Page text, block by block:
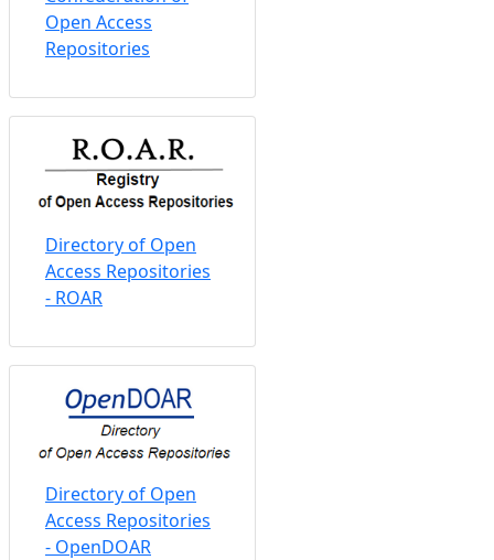
Open Access
Repositories
Directory of Open
Access Repositories
- ROAR
Directory of Open
Access Repositories
- OpenDOAR